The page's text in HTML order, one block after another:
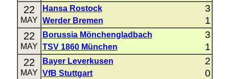
22
MAY
Hansa Rostock 3
Werder Bremen 1
22
MAY
Borussia Mönchengladbach 3
TSV 1860 München 1
22
MAY
Bayer Leverkusen 2
VfB Stuttgart 0